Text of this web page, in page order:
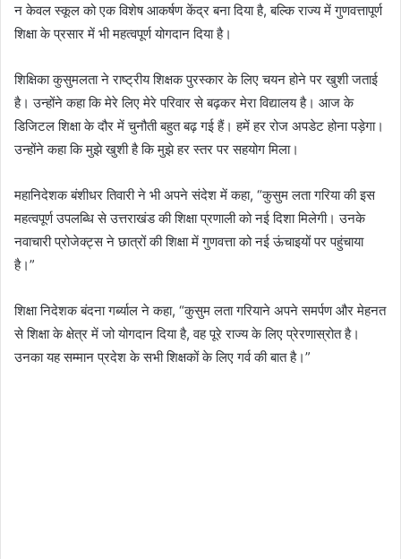
न केवल स्कूल को एक विशेष आकर्षण केंद्र बना दिया है, बल्कि राज्य में गुणवत्तापूर्ण
शिक्षा के प्रसार में भी महत्वपूर्ण योगदान दिया है।
शिक्षिका कुसुमलता ने राष्ट्रीय शिक्षक पुरस्कार के लिए चयन होने पर खुशी जताई
है। उन्होंने कहा कि मेरे लिए मेरे परिवार से बढ़कर मेरा विद्यालय है। आज के
डिजिटल शिक्षा के दौर में चुनौती बहुत बढ़ गई हैं। हमें हर रोज अपडेट होना पड़ेगा।
उन्होंने कहा कि मुझे खुशी है कि मुझे हर स्तर पर सहयोग मिला।
महानिदेशक बंशीधर तिवारी ने भी अपने संदेश में कहा, “कुसुम लता गरिया की इस
महत्वपूर्ण उपलब्धि से उत्तराखंड की शिक्षा प्रणाली को नई दिशा मिलेगी। उनके
नवाचारी प्रोजेक्ट्स ने छात्रों की शिक्षा में गुणवत्ता को नई ऊंचाइयों पर पहुंचाया
है।”
शिक्षा निदेशक बंदना गर्ब्याल ने कहा, “कुसुम लता गरियाने अपने समर्पण और मेहनत
से शिक्षा के क्षेत्र में जो योगदान दिया है, वह पूरे राज्य के लिए प्रेरणास्रोत है।
उनका यह सम्मान प्रदेश के सभी शिक्षकों के लिए गर्व की बात है।”